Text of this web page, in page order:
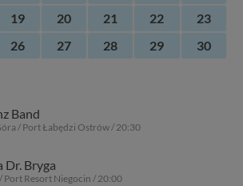
19 20 21 22
23
26 27 28 29
30
Band
/ Port Łabędzi Ostrów / 20:30
Dr. Bryga
Port Resort Niegocin / 20:00